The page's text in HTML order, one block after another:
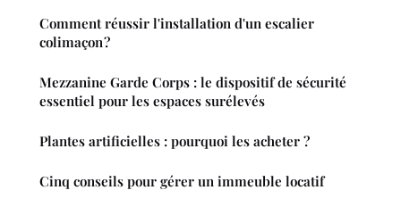
Comment réussir l'installation d'un escalier
colimaçon ?
Mezzanine Garde Corps : le dispositif de sécurité
essentiel pour les espaces surélevés
Plantes artificielles : pourquoi les acheter ?
Cinq conseils pour gérer un immeuble locatif